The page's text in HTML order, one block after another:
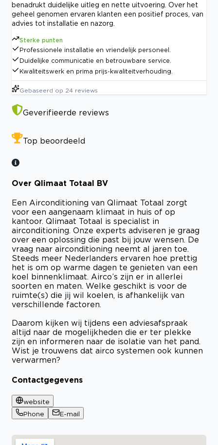
benadrukt duidelijke uitleg en nette uitvoering. Over het
geheel genomen ervaren klanten een positief proces, van
advies tot installatie en nazorg.
Sterke punten
Professionele installatie en vriendelijk personeel.
Duidelijke communicatie en betrouwbare service.
Kwaliteitswerk en prima prijs-kwaliteitverhouding.
Gebaseerd op 24 reviews
Geverifieerde reviews
Top beoordeeld
Over Qlimaat Totaal BV
Een Airconditioning van Qlimaat Totaal zorgt
voor een aangenaam klimaat in huis of op
kantoor. Qlimaat Totaal is specialist in
airconditioning. Onze experts adviseren je graag
over een oplossing die past bij jouw wensen. De
vraag naar airconditioning neemt al jaren toe.
Steeds meer Nederlanders ervaren hoe prettig
het is om op warme dagen te genieten van een
koel binnenklimaat. Airco’s zijn er in allerlei
soorten en maten. Welke geschikt is voor de
ruimte(s) die jij wil koelen, is afhankelijk van
verschillende factoren.
Daarom kijken wij tijdens een adviesafspraak
altijd naar de mogelijkheden die er ter plekke
zijn en informeren naar de isolatie van het pand.
Wist je trouwens dat airco systemen ook kunnen
verwarmen?
Contactgegevens
website
Phone
E-mail